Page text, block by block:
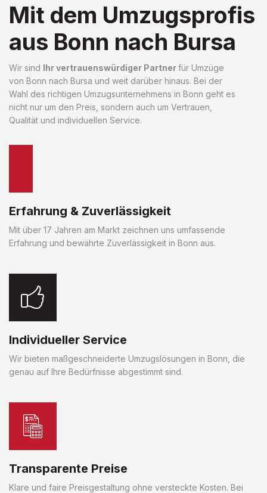
Mit dem Umzugsprofis
aus Bonn nach Bursa
Wir sind Ihr vertrauenswürdiger Partnerfür Umzüge
von Bonn nach Bursa und weit darüber hinaus. Bei der
Wahl des richtigen Umzugsunternehmens in Bonn geht es
nicht nur um den Preis, sondern auch um Vertrauen,
Qualität und individuellen Service.
Erfahrung & Zuverlässigkeit
Mit über 17 Jahren am Markt zeichnen uns umfassende
Erfahrung und bewährte Zuverlässigkeit in Bonn aus.
Individueller Service
Wir bieten maßgeschneiderte Umzugslösungen in Bonn, die
genau auf Ihre Bedürfnisse abgestimmt sind.
Transparente Preise
Klare und faire Preisgestaltung ohne versteckte Kosten. Bei